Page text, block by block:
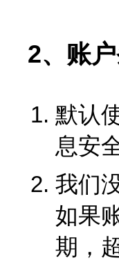
2、账
默认
息安
我们
如果
期，